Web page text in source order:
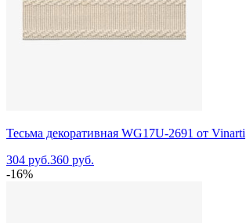
Тесьма декоративная WG17U-2691 от Vinarti
304 руб.360 руб.
-16%